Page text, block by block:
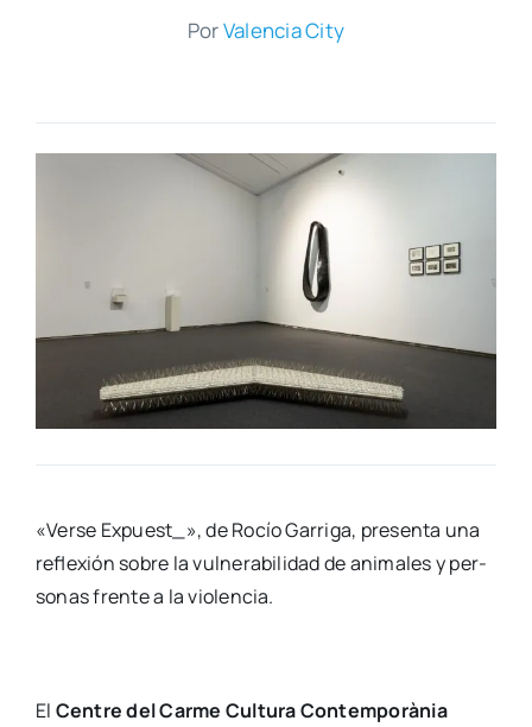
PorValen­cia City
«Ver­se Expuest_», de Rocío Garri­ga, pre­sen­ta una
refle­xión sobre la vul­ne­ra­bi­li­dad de ani­ma­les y per­
so­nas fren­te a la vio­len­cia.
El Cen­tre del Car­me Cul­tu­ra Con­tem­po­rà­nia